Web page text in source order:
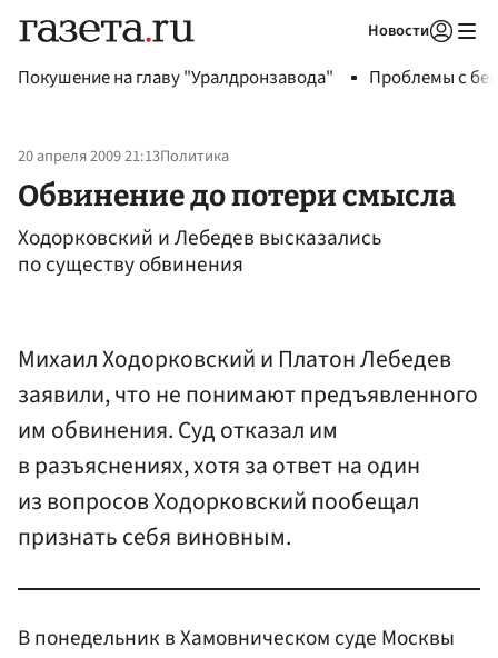
Новости
Покушение на главу "Уралдронзавода" Проблемы с
20 апреля 2009 21:13Политика
Обвинение до потери смысла
Ходорковский и Лебедев высказались
по существу обвинения
Михаил Ходорковский и Платон Лебедев
заявили, что не понимают предъявленного
им обвинения. Суд отказал им
в разъяснениях, хотя за ответ на один
из вопросов Ходорковский пообещал
признать себя виновным.
В понедельник в Хамовническом суде Москвы